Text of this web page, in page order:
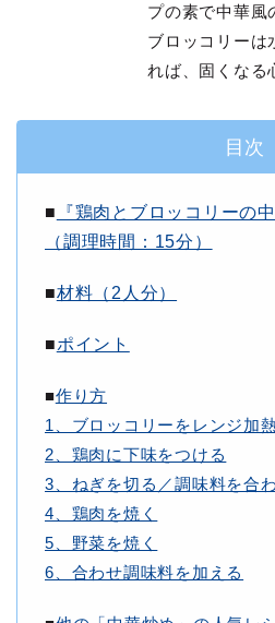
プの素で中華風
ブロッコリーは
れば、固くなる
目次
■
『鶏肉とブロッコリーの
（調理時間：15分）
■材料（2人分）
■ポイント
■作り方
1、ブロッコリーをレンジ加
2、鶏肉に下味をつける
3、ねぎを切る／調味料を合
4、鶏肉を焼く
5、野菜を焼く
6、合わせ調味料を加える